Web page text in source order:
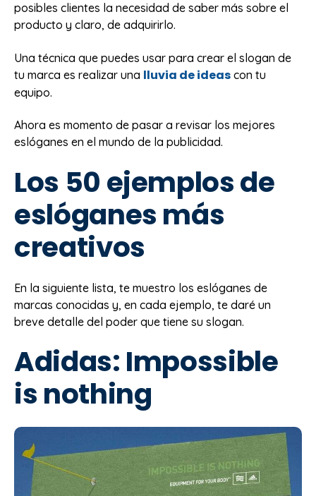
posibles clientes la necesidad de saber más sobre el
producto y claro, de adquirirlo.
Una técnica que puedes usar para crear el slogan de
tu marca es realizar una lluvia de ideas con tu
equipo.
Ahora es momento de pasar a revisar los mejores
eslóganes en el mundo de la publicidad.
Los 50 ejemplos de
eslóganes más
creativos
En la siguiente lista, te muestro los eslóganes de
marcas conocidas y, en cada ejemplo, te daré un
breve detalle del poder que tiene su slogan.
Adidas: Impossible
is nothing